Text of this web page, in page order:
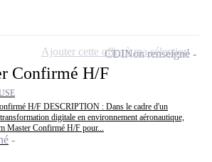
Confirmé H/F
H/F DESCRIPTION : Dans le cadre d'un
digitale en environnement aéronautique,
Master Confirmé H/F pour...
CDINon renseigné
Ajouter cette offre à ma sélection